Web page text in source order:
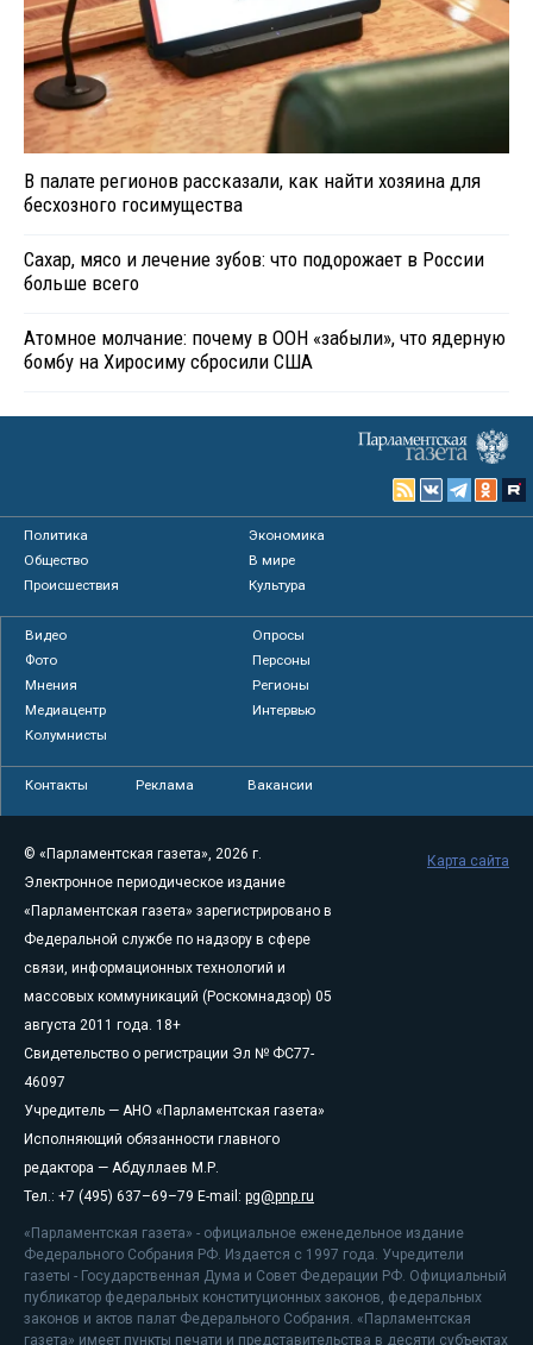
В палате регионов рассказали, как найти хозяина для
бесхозного госимущества
Сахар, мясо и лечение зубов: что подорожает в России
больше всего
Атомное молчание: почему в ООН «забыли», что ядерную
бомбу на Хиросиму сбросили США
Политика
Экономика
Общество
В мире
Происшествия
Культура
Видео
Опросы
Фото
Персоны
Мнения
Регионы
Медиацентр
Интервью
Колумнисты
Контакты Реклама Вакансии
© «Парламентская газета», 2026 г.
Электронное периодическое издание
«Парламентская газета» зарегистрировано в
Федеральной службе по надзору в сфере
связи, информационных технологий и
массовых коммуникаций (Роскомнадзор) 05
августа 2011 года. 18+
Свидетельство о регистрации Эл № ФС77-
46097
Учредитель — АНО «Парламентская газета»
Исполняющий обязанности главного
редактора — Абдуллаев М.Р.
Тел.: +7 (495) 637–69–79 E-mail: pg@pnp.ru
«Парламентская газета» - официальное еженедельное издание
Федерального Собрания РФ. Издается с 1997 года. Учредители
газеты - Государственная Дума и Совет Федерации РФ. Официальный
публикатор федеральных конституционных законов, федеральных
законов и актов палат Федерального Собрания. «Парламентская
газета» имеет пункты печати и представительства в десяти субъектах
Карта сайта